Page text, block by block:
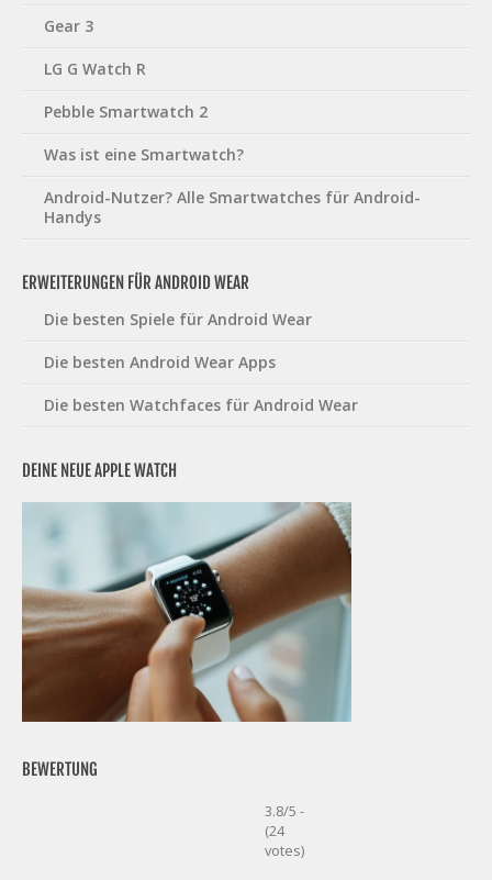
Gear 3
LG G Watch R
Pebble Smartwatch 2
Was ist eine Smartwatch?
Android-Nutzer? Alle Smartwatches für Android-
Handys
ERWEITERUNGEN FÜR ANDROID WEAR
Die besten Spiele für Android Wear
Die besten Android Wear Apps
Die besten Watchfaces für Android Wear
DEINE NEUE APPLE WATCH
BEWERTUNG
3.8/5 -
(24
votes)